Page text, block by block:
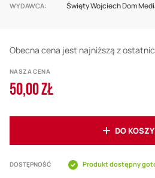
gallery
WYDAWCA Święty Wojciech Dom
Obecna cena jest najniższą z
NASZA CENA
50,00 ZŁ
DO
DOSTĘPNOŚĆ Produkt dostępny